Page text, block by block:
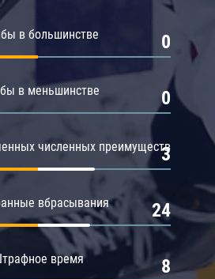
в большинстве 0
в меньшинстве 0
численных преимуществ
3
вбрасывания 24
время 8